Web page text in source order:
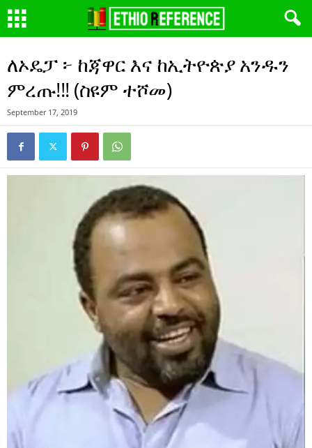
ለኦዴፓ ፦ ከጃዋር እና ከኢትዮጵያ አንዱን
ምረጡ!!! (ስዩም ተሾመ)
September 17, 2019